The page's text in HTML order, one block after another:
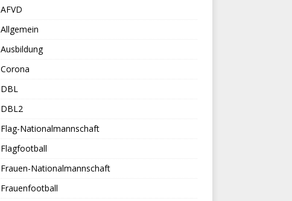
AFVD
Allgemein
Ausbildung
Corona
DBL
DBL2
Flag-Nationalmannschaft
Flagfootball
Frauen-Nationalmannschaft
Frauenfootball